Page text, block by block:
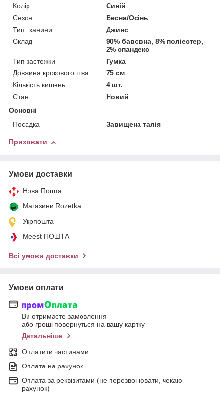
Колір
Синій
Сезон
Весна/Осінь
Тип тканини
Джинс
Склад
90% бавовна, 8% поліестер,
2% спандекс
Тип застежки
Гумка
Довжина крокового шва
75 см
Кількість кишень
4 шт.
Стан
Новий
Основні
Посадка
Завищена талія
Приховати
Умови доставки
Нова Пошта
Магазини Rozetka
Укрпошта
Meest ПОШТА
Всі умови доставки
Умови оплати
Ви отримаєте замовлення
або гроші повернуться на вашу картку
Детальніше
Оплатити частинами
Оплата на рахунок
Оплата за реквізитами (не перезвонювати, чекаю
рахунок)